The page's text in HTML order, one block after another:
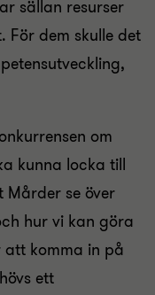
sällan resurser
dem skulle det
om
kunna locka till
se över
hur vi kan göra
komma in på
ett